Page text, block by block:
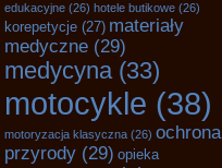
edukacyjne (26) hotele butikowe (26)
korepetycje (27) materiały
medyczne (29)
medycyna(33)
motocykle (38)
motoryzacja klasyczna (26) ochrona
przyrody (29) opieka